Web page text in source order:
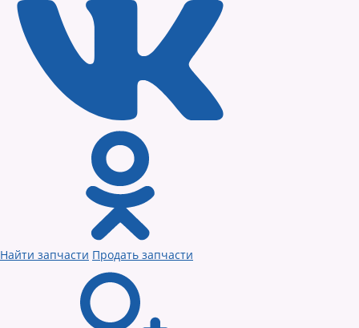
Найти запчасти Продать запчасти